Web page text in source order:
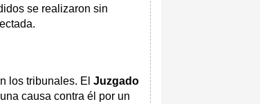
se realizaron sin
los tribunales. El Juzgado
causa contra él por un